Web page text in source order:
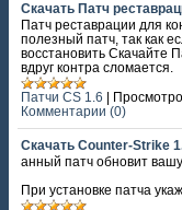
Скачать Патч
Патч реставрации для
полезный патч, так как
восстановить Скачайте
вдруг контра сломается.
Патчи CS 1.6
Комментарии (0)
Скачать Counter-Strike
анный патч обновит
При установке патча